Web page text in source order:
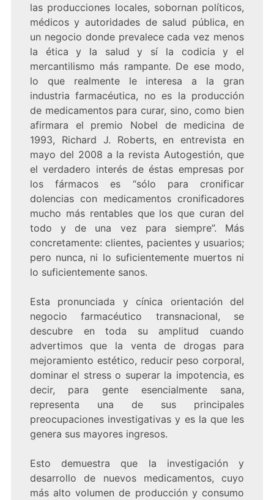
las producciones locales, sobornan políticos,
médicos y autoridades de salud pública, en
un negocio donde prevalece cada vez menos
la ética y la salud y sí la codicia y el
mercantilismo más rampante. De ese modo,
lo que realmente le interesa a la gran
industria farmacéutica, no es la producción
de medicamentos para curar, sino, como bien
afirmara el premio Nobel de medicina de
1993, Richard J. Roberts, en entrevista en
mayo del 2008 a la revista Autogestión, que
el verdadero interés de éstas empresas por
los fármacos es “sólo para cronificar
dolencias con medicamentos cronificadores
mucho más rentables que los que curan del
todo y de una vez para siempre”. Más
concretamente: clientes, pacientes y usuarios;
pero nunca, ni lo suficientemente muertos ni
lo suficientemente sanos.
Esta pronunciada y cínica orientación del
negocio farmacéutico transnacional, se
descubre en toda su amplitud cuando
advertimos que la venta de drogas para
mejoramiento estético, reducir peso corporal,
dominar el stress o superar la impotencia, es
decir, para gente esencialmente sana,
representa una de sus principales
preocupaciones investigativas y es la que les
genera sus mayores ingresos.
Esto demuestra que la investigación y
desarrollo de nuevos medicamentos, cuyo
más alto volumen de producción y consumo